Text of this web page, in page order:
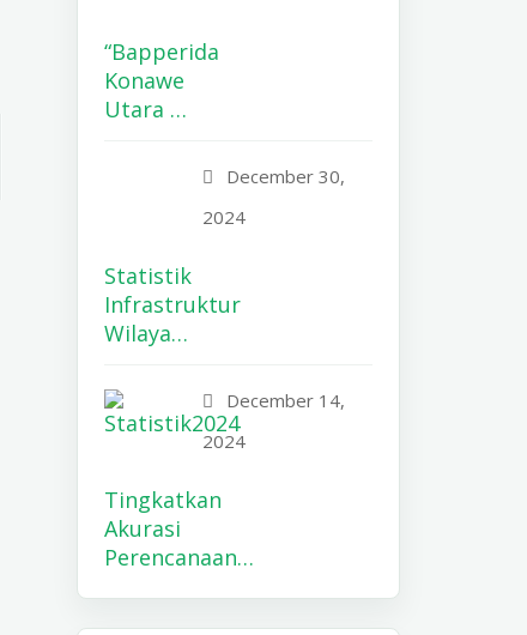
“Bapperida
Konawe
Utara …
Statistik
Infrastruktur
Wilaya…
December 30,
2024
Tingkatkan
Akurasi
Perencanaan…
December 14,
2024